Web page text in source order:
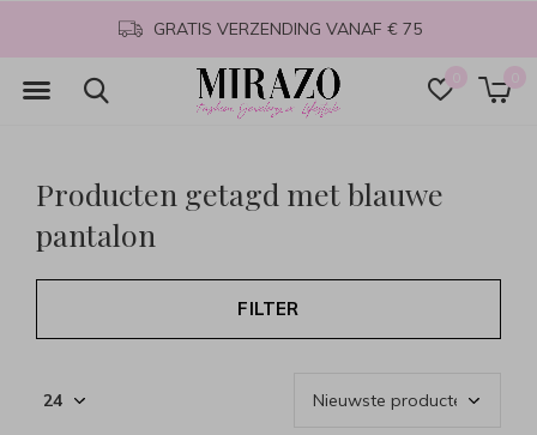
0 0
GRATIS VERZENDING VANAF € 75
Producten getagd met blauwe
pantalon
FILTER